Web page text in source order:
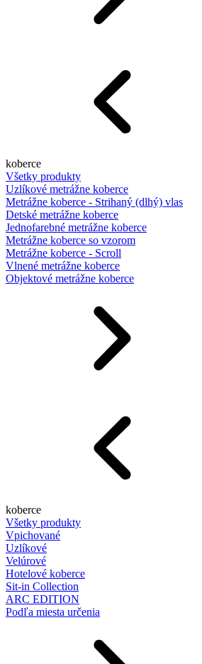
koberce
Všetky produkty
Uzlíkové metrážne koberce
Metrážne koberce - Strihaný (dlhý) vlas
Detské metrážne koberce
Jednofarebné metrážne koberce
Metrážne koberce so vzorom
Metrážne koberce - Scroll
Vlnené metrážne koberce
Objektové metrážne koberce
koberce
Všetky produkty
Vpichované
Uzlíkové
Velúrové
Hotelové koberce
Sit-in Collection
ARC EDITION
Podľa miesta určenia